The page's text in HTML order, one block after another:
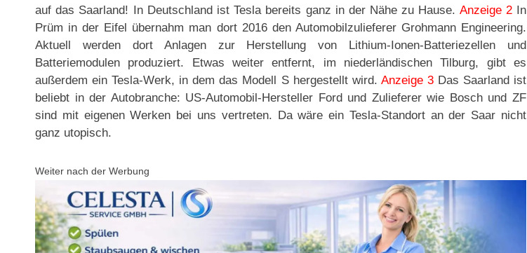
auf das Saarland! In Deutschland ist Tesla bereits ganz in der Nähe zu Hause. Anzeige 2In
Prüm in der Eifel übernahm man dort 2016 den Automobilzulieferer Grohmann Engineering.
Aktuell werden dort Anlagen zur Herstellung von Lithium-Ionen-Batteriezellen und
Batteriemodulen produziert. Etwas weiter entfernt, im niederländischen Tilburg, gibt es
außerdem ein Tesla-Werk, in dem das Modell S hergestellt wird. Anzeige 3Das Saarland ist
beliebt in der Autobranche: US-Automobil-Hersteller Ford und Zulieferer wie Bosch und ZF
sind mit eigenen Werken bei uns vertreten. Da wäre ein Tesla-Standort an der Saar nicht
ganz utopisch.
Weiter nach der Werbung